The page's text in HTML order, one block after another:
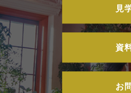
見
資
お